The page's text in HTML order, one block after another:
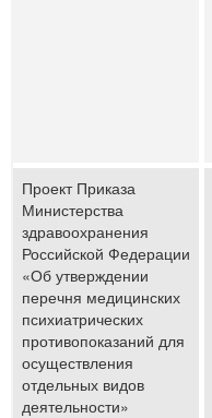
Проект Приказа
Министерства
здравоохранения
Российской Федерации
«Об утверждении
перечня медицинских
психиатрических
противопоказаний для
осуществления
отдельных видов
деятельности»